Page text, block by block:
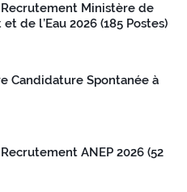
Ministère de
de l’Eau 2026 (185 Postes)
Candidature Spontanée à
ANEP 2026 (52